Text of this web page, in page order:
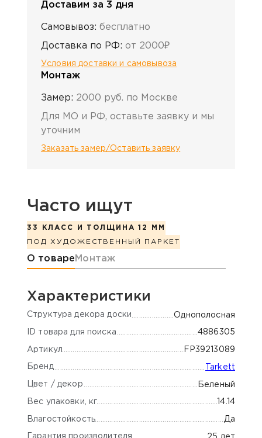
Доставим за 3 дня
Самовывоз: бесплатно
Доставка по РФ: от 2000₽
Условия доставки и самовывоза
Монтаж
Замер: 2000 руб. по Москве
Для МО и РФ, оставьте заявку и мы
уточним
Заказать замер/Оставить заявку
Часто ищут
33 КЛАСС И ТОЛЩИНА 12 ММ
ПОД ХУДОЖЕСТВЕННЫЙ ПАРКЕТ
Информация о товаре
О товаре Монтаж
Характеристики
Cтруктура декора доски Однополосная
ID товара для поиска 4886305
Артикул FP39213089
Бренд Tarkett
Цвет / декор Беленый
Вес упаковки, кг 14.14
Влагостойкость Да
Гарантия производителя